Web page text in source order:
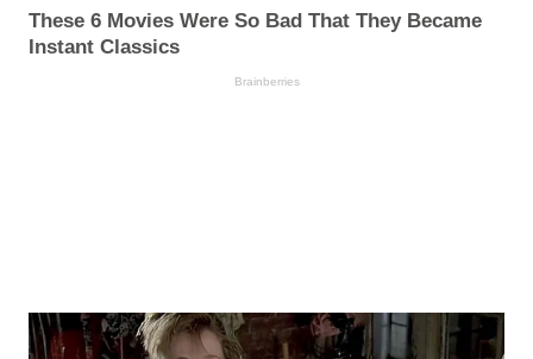
These 6 Movies Were So Bad That They Became
Instant Classics
Brainberries